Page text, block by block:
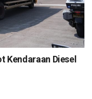
Kendaraan Diesel